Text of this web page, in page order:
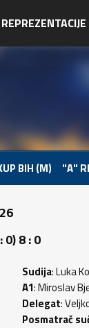
REPREZENTACIJE
BIH (M) "A"
0) 8 : 0
Sudija: Luka
A1: Miroslav
Delegat:
Posmatrač